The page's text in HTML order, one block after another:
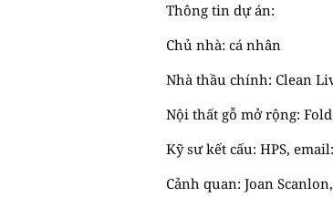
Thông tin dự án:
Chủ nhà: cá nhân
Nhà thầu chính: Clean
Nội thất gỗ mở rộng:
Kỹ sư kết cấu: HPS, email:
Cảnh quan: Joan